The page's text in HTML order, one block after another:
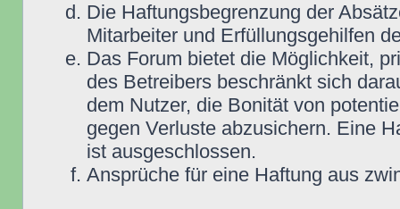
Die Haftungsbegrenzung der
Mitarbeiter und Erfüllungsgehilfen
Das Forum bietet die Möglichkeit,
des Betreibers beschränkt sich
dem Nutzer, die Bonität von
gegen Verluste abzusichern. Eine
ist ausgeschlossen.
Ansprüche für eine Haftung aus